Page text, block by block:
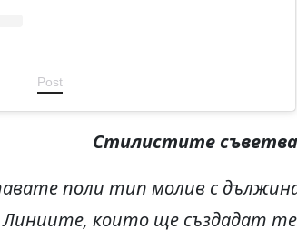
Post
Стилистите
поли тип молив с
Линиите, които ще създадат